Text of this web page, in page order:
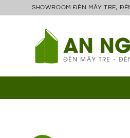
SHOWROOM ĐÈN MÂY TRE,